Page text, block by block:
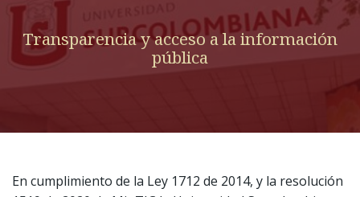
Transparencia y acceso a la información
pública
En cumplimiento de la Ley 1712 de 2014, y la resolución